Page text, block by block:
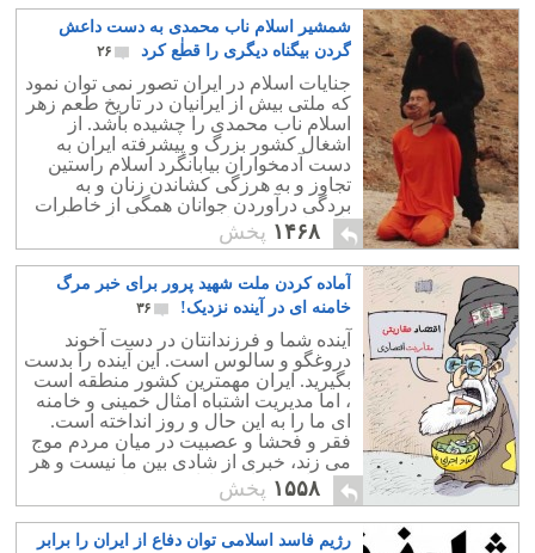
شمشیر اسلام ناب محمدی به دست داعش
گردن بیگناه دیگری را قطٰع کرد
۲۶
جنایات اسلام در ایران تصور نمی توان نمود
که ملتی بیش از ایرانیان در تاریخ طعم زهر
اسلام ناب محمدی را چشیده باشد. از
اشغال کشور بزرگ و پیشرفته ایران به
دست آدمخواران بیابانگرد اسلام راستین
تجاوز و به هرزگی کشاندن زنان و به
بردگی درآوردن جوانان همگی از خاطرات
تلخی است که داعش کنونی ایران دنباله
آنست.
۱۴۶۸ پخش
آماده کردن ملت شهید پرور برای خبر مرگ
خامنه ای در آینده نزدیک!
۳۶
آینده شما و فرزندانتان در دست آخوند
دروغگو و سالوس است. این آینده را بدست
بگیرید. ایران مهمترین کشور منطقه است
، اما مدیریت اشتباه امثال خمینی و خامنه
ای ما را به این حال و روز انداخته است.
فقر و فحشا و عصبیت در میان مردم موج
می زند، خبری از شادی بین ما نیست و هر
روزمان همراه عزاداری شده است.
۱۵۵۸ پخش
رژیم فاسد اسلامی توان دفاع از ایران را برابر